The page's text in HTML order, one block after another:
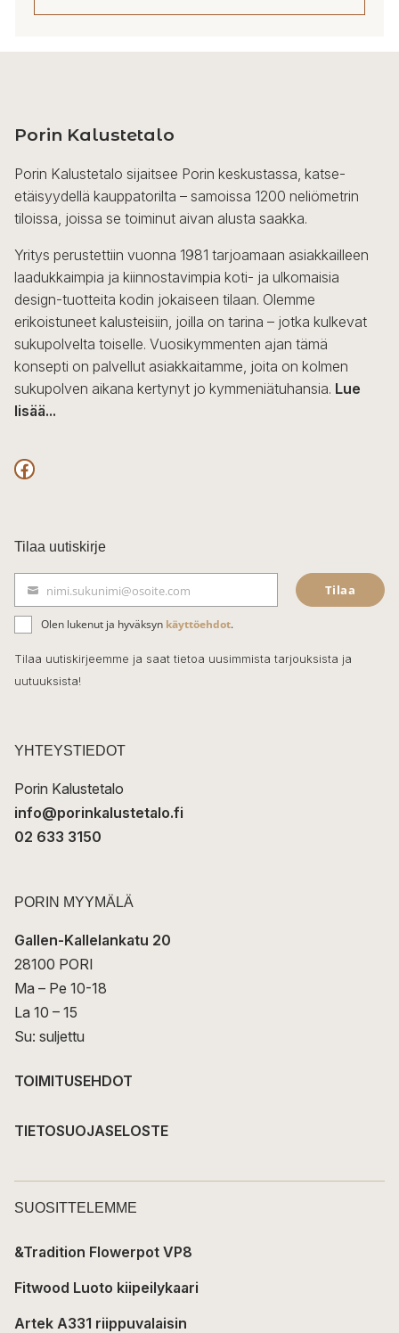
muunnelma.
tehdä
valinnat
tuotteen
sivulla.
Porin Kalustetalo
Porin Kalustetalo sijaitsee Porin keskustassa, katse-
etäisyydellä kauppatorilta – samoissa 1200 neliömetrin
tiloissa, joissa se toiminut aivan alusta saakka.
Yritys perustettiin vuonna 1981 tarjoamaan asiakkailleen
laadukkaimpia ja kiinnostavimpia koti- ja ulkomaisia
design-tuotteita kodin jokaiseen tilaan. Olemme
erikoistuneet kalusteisiin, joilla on tarina – jotka kulkevat
sukupolvelta toiselle. Vuosikymmenten ajan tämä
konsepti on palvellut asiakkaitamme, joita on kolmen
sukupolven aikana kertynyt jo kymmeniätuhansia. Lue
lisää...
F
c
e
b
o
o
k
Tilaa uutiskirje
ä
h
k
p
t
nimi.sukunimi@osoite.com Tilaa
Olen lukenut ja hyväksyn käyttöehdot.
Tilaa uutiskirjeemme ja saat tietoa uusimmista tarjouksista ja
uutuuksista!
YHTEYSTIEDOT
Porin Kalustetalo
info@porinkalustetalo.fi
02 633 3150
PORIN MYYMÄLÄ
Gallen-Kallelankatu 20
28100 PORI
Ma – Pe 10-18
La 10 – 15
Su: suljettu
TOIMITUSEHDOT
TIETOSUOJASELOSTE
SUOSITTELEMME
&Tradition Flowerpot VP8
Fitwood Luoto kiipeilykaari
Artek A331 riippuvalaisin